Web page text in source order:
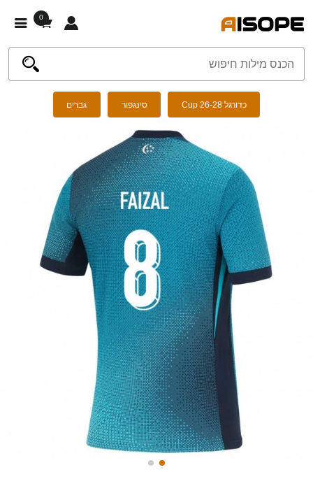
0
כדורגל Cup 26-28 סינגפור גברים